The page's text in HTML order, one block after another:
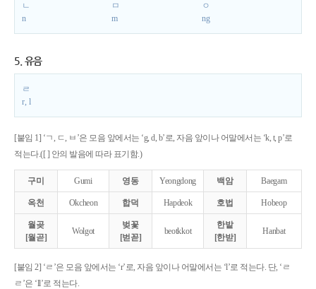
ㄴ
n
ㅁ
m
ㅇ
ng
5. 유음
ㄹ
r, l
[붙임 1] ‘ㄱ, ㄷ, ㅂ’은 모음 앞에서는 ‘g, d, b’로, 자음 앞이나 어말에서는 ‘k, t, p’로
적는다.([ ] 안의 발음에 따라 표기함.)
구미 Gumi 영동 Yeongdong 백암 Baegam
옥천 Okcheon 합덕 Hapdeok 호법 Hobeop
월곶
[월곧]
Wolgot
벚꽃
[벋꼳]
beotkkot
한밭
[한받]
Hanbat
[붙임 2] ‘ㄹ’은 모음 앞에서는 ‘r’로, 자음 앞이나 어말에서는 ‘l’로 적는다. 단, ‘ㄹ
ㄹ’은 ‘ll’로 적는다.